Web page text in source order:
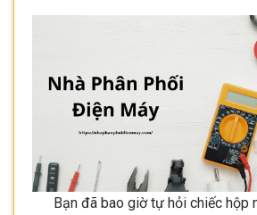
Bạn đã bao giờ tự hỏi chiếc hộp